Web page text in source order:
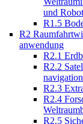
und
R1.5
R2
anwendung
R2.1
R2.2
navigation
R2.3
R2.4
R2.5